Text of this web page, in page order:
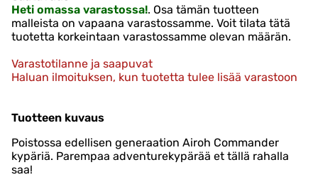
Heti omassa varastossa!. Osa tämän tuotteen
malleista on vapaana varastossamme. Voit tilata tätä
tuotetta korkeintaan varastossamme olevan määrän.
Varastotilanne ja saapuvat
Haluan ilmoituksen, kun tuotetta tulee lisää varastoon
Tuotteen kuvaus
Poistossa edellisen generaation Airoh Commander
kypäriä. Parempaa adventurekypärää et tällä rahalla
saa!